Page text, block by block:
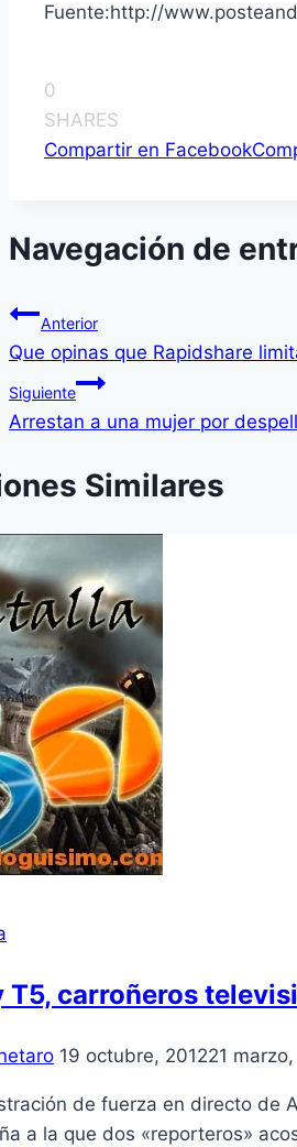
Fuente:http://
0
SHARES
Compartir en Facebook
Navegación de
Anterior
Que opinas que Rapidshare
Siguiente
Arrestan a una mujer por
Similares
T5, carroñeros
19 octubre, 201221
de fuerza en directo de
a la que dos «reporteros»